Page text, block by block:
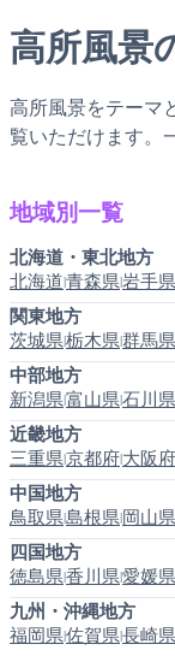
高所風景
高所風景をテーマ
覧いただけます。
地域別一覧
北海道・東北地方
北海道|青森県|岩手県
関東地方
茨城県|栃木県|群馬県
中部地方
新潟県|富山県|石川県
近畿地方
三重県|京都府|大阪府
中国地方
鳥取県|島根県|岡山県
四国地方
徳島県|香川県|愛媛県
九州・沖縄地方
福岡県|佐賀県|長崎県